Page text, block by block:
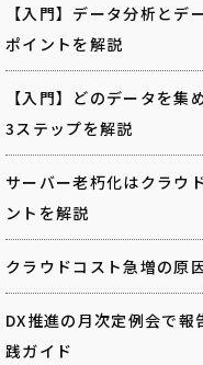
【入門】データ分析と
ポイントを解説
【入門】どのデータを
3ステップを解説
サーバー老朽化はクラウ
ントを解説
クラウドコスト急増の原
DX推進の月次定例会で
践ガイド